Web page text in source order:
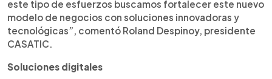
este tipo de esfuerzos buscamos fortalecer este nuevo
modelo de negocios con soluciones innovadoras y
tecnológicas”, comentó Roland Despinoy, presidente
CASATIC.
Soluciones digitales